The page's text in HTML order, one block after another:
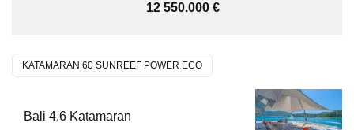
12 550.000 €
KATAMARAN 60 SUNREEF POWER ECO
Bali 4.6 Katamaran